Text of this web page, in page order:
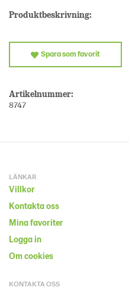
Produktbeskrivning:
Spara som favorit
Artikelnummer:
8747
LÄNKAR
Villkor
Kontakta oss
Mina favoriter
Logga in
Om cookies
KONTAKTA OSS